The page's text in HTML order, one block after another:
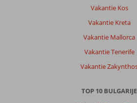
Vakantie Kos
Vakantie Kreta
Vakantie Mallorca
Vakantie Tenerife
Vakantie
TOP 10 BULGARIJE